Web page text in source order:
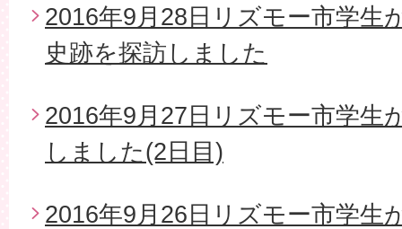
2016年9月28日リズモー市学生
史跡を探訪しました
2016年9月27日リズモー市学生
しました(2日目)
2016年9月26日リズモー市学生